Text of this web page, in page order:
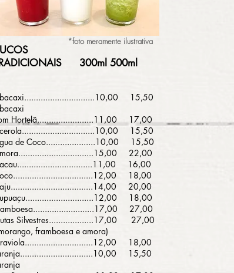
300ml 500ml
15,50
Hortelã........................11,00 17,00
..........10,00 15,50
de Coco.....................10,00 15,50
..........15,00 22,00
16,00
18,00
20,00
18,00
27,00
Silvestres...................17,00 27,00
framboesa e amora)
18,00
15,50
*foto meramente ilustrativa